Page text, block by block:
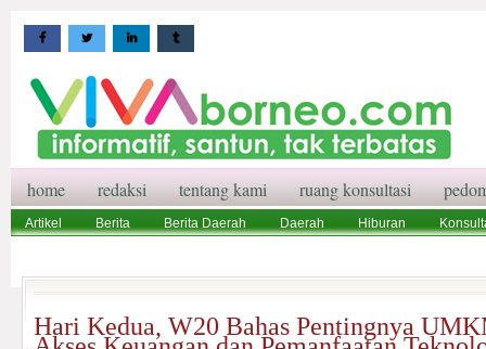
home redaksi tentang kami ruang konsultasi
Artikel Berita Berita Daerah Daerah Hiburan
Hari Kedua, W20 Bahas Pentingnya